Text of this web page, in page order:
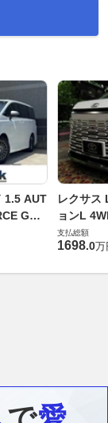
1.5 AUT
Gス
レクサス
ョンL
支払総額
1698.0万